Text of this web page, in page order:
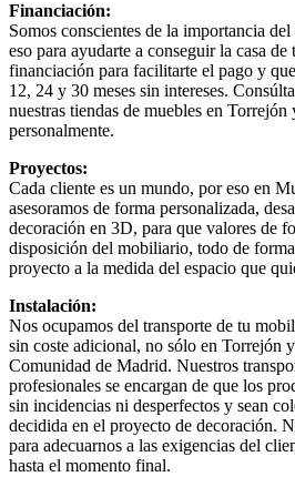
Financiación:
Somos conscientes de la importancia
eso para ayudarte a conseguir la casa de
financiación para facilitarte el pago y
12, 24 y 30 meses sin intereses.
nuestras tiendas de muebles en
personalmente.
Proyectos:
Cada cliente es un mundo, por eso en
asesoramos de forma personalizada,
decoración en 3D, para que valores de
disposición del mobiliario, todo de
proyecto a la medida del espacio que
Instalación:
Nos ocupamos del transporte de tu
sin coste adicional, no sólo en Torrejón
Comunidad de Madrid. Nuestros
profesionales se encargan de que los
sin incidencias ni desperfectos y sean
decidida en el proyecto de decoración.
para adecuarnos a las exigencias del
hasta el momento final.